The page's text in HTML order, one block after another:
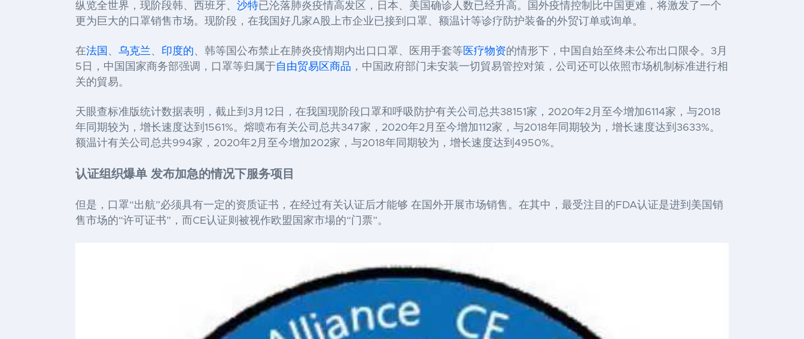
纵览全世界，现阶段韩、西班牙、 沙特已沦落肺炎疫情高发区，日本、美国确诊人数已经升高。国外疫情控制比中国更难，将激发了一个
更为巨大的口罩销售市场。现阶段，在我国好几家A股上市企业已接到口罩、额温计等诊疗防护装备的外贸订单或询单。
在法国 、 乌克兰、 印度的、韩等国公布禁止在肺炎疫情期内出口口罩、医用手套等医疗物资的情形下，中国自始至终未公布出口限令。3月
5日，中国国家商务部强调，口罩等归属于自由贸易区 商品 ，中国政府部门未安装一切貿易管控对策，公司还可以依照市场机制标准进行相
关的貿易。
天眼查标准版统计数据表明，截止到3月12日，在我国现阶段口罩和呼吸防护有关公司总共38151家，2020年2月至今增加6114家，与2018
年同期较为，增长速度达到1561%。熔喷布有关公司总共347家，2020年2月至今增加112家，与2018年同期较为，增长速度达到3633%。
额温计有关公司总共994家，2020年2月至今增加202家，与2018年同期较为，增长速度达到4950%。
认证组织爆单 发布加急的情况下服务项目
但是，口罩“出航”必须具有一定的资质证书，在经过有关认证后才能够 在国外开展市场销售。在其中，最受注目的FDA认证是进到美国销
售市场的“许可证书”，而CE认证则被视作欧盟国家市場的“门票”。